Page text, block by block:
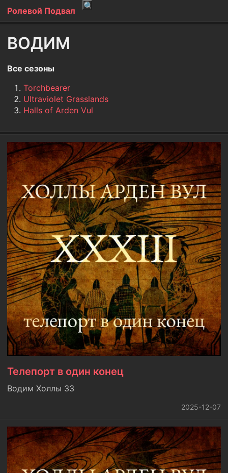
Ролевой Подвал
ВОДИМ
Все сезоны
Torchbearer
Ultraviolet Grasslands
Halls of Arden Vul
Телепорт в один конец
Водим Холлы 33
2025-12-07